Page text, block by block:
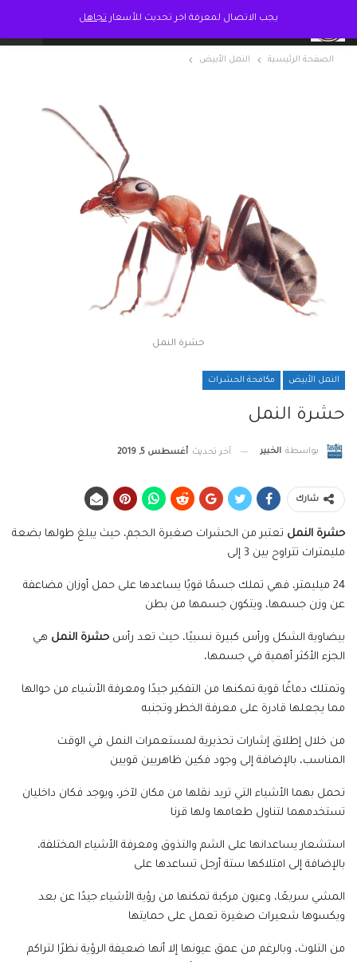
الصفحة الرئيسية النمل الأبيض
حشرة النمل
النمل الأبيض مكافحة الحشرات
حشرة النمل
بواسطة الخبير آخر تحديث أغسطس 5, 2019
شارك
حشرة النمل تعتبر من الحشرات صغيرة الحجم، حيث يبلغ طولها بضعة
مليمترات تتراوح بين 3 إلى
24 ميليمتر، فهي تملك جسمًا قويًا يساعدها على حمل أوزان مضاعفة
عن وزن جسمها، ويتكون جسمها من بطن
بيضاوية الشكل ورأس كبيرة نسبيًا، حيث تعد رأسحشرة النمل هي
الجزء الأكثر أهمية في جسمها،
وتمتلك دماغًا قوية تمكنها من التفكير جيدًا ومعرفة الأشياء من حوالها
مما يجعلها قادرة على معرفة الخطر وتجنبه
من خلال إطلاق إشارات تحذيرية لمستعمرات النمل في الوقت
المناسب، بالإضافة إلى وجود فكين ظاهريين قويين
تحمل بهما الأشياء التي تريد نقلها من مكان لآخر، ويوجد فكان داخليان
تستخدمهما لتناول طعامها ولها قرنا
استشعار يساعدانها على الشم والتذوق ومعرفة الأشياء المختلفة،
بالإضافة إلى امتلاكها ستة أرجل تساعدها على
المشي سريعًا، وعيون مركبة تمكنها من رؤية الأشياء جيدًا عن بعد
ويكسوها شعيرات صغيرة تعمل على حمايتها
من التلوث، وبالرغم من عمق عيونها إلا أنها ضعيفة الرؤية نظرًا لتراكم
يجب الاتصال لمعرفة اخر تحديث للأسعار تجاهل